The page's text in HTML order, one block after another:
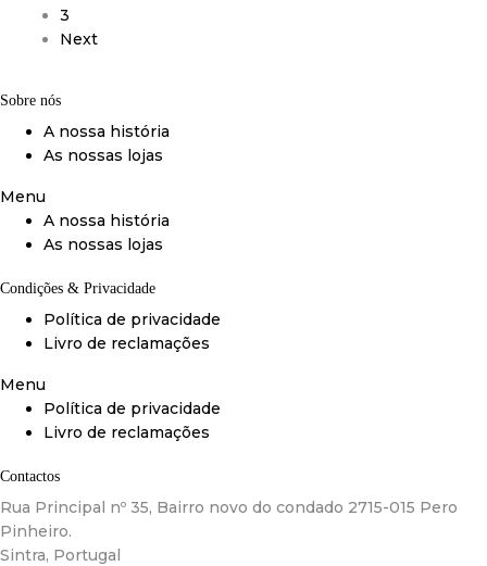
3
Next
Sobre nós
A nossa história
As nossas lojas
Menu
A nossa história
As nossas lojas
Condições & Privacidade
Política de privacidade
Livro de reclamações
Menu
Política de privacidade
Livro de reclamações
Contactos
Rua Principal nº 35, Bairro novo do condado 2715-015 Pero
Pinheiro.
Sintra, Portugal